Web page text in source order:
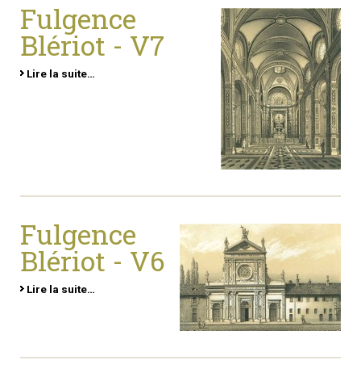
Fulgence
Blériot - V7
Lire la suite…
Fulgence
Blériot - V6
Lire la suite…